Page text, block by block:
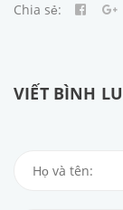
Chia sẻ:
VIẾT BÌNH